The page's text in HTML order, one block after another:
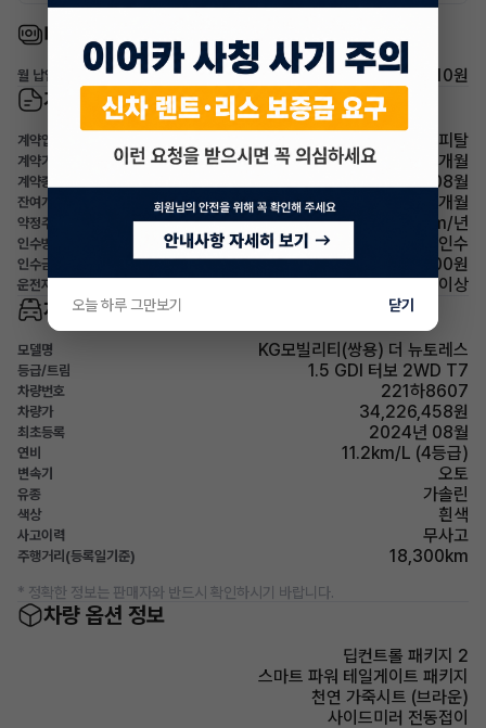
비용
월 납입금 598,510원
계약 정보
계약업체 하나캐피탈
계약기간 60개월
계약종료 2029년08월
잔여개월 36개월
약정주행거리 15,000km/년
인수방법 선택인수
인수금(잔존가치) 13,863,100원
운전자연령 만26세 이상
차량 기본 정보
모델명 KG모빌리티(쌍용) 더 뉴토레스
등급/트림 1.5 GDI 터보 2WD T7
차량번호 221하8607
차량가 34,226,458원
최초등록 2024년 08월
연비 11.2km/L (4등급)
변속기 오토
유종 가솔린
색상 흰색
사고이력 무사고
주행거리(등록일기준) 18,300km
* 정확한 정보는 판매자와 반드시 확인하시기 바랍니다.
차량 옵션 정보
딥컨트롤 패키지 2
스마트 파워 테일게이트 패키지
천연 가죽시트 (브라운)
사이드미러 전동접이
오늘 하루 그만보기 닫기